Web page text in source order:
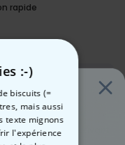
rapide
une livraison avant
:-)
biscuits (=
mais aussi
texte mignons
l'expérience